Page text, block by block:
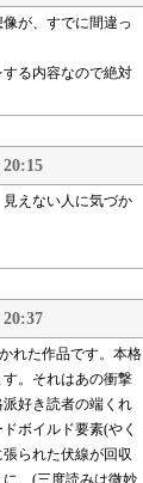
が、すでに間違っ
る内容なので絶対
20:15
えない人に気づか
20:37
れた作品です。本格
。それはあの衝撃
好き読者の端くれ
ボイルド要素(やく
られた伏線が回収
、(三度読みは微妙